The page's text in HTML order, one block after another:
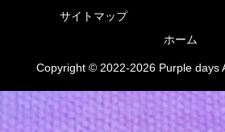
サイトマップ
ホーム
Copyright © 2022-2026 Purple days